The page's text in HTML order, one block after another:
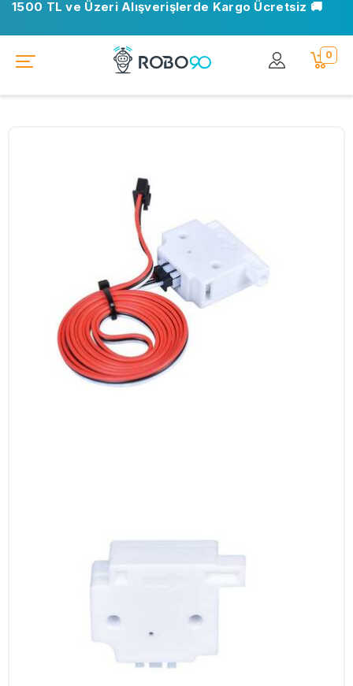
1500 TL ve Üzeri Alışverişlerde Kargo Ücretsiz 🚚
0